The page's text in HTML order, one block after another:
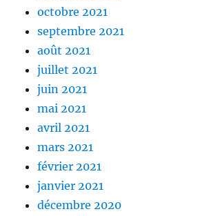
octobre 2021
septembre 2021
août 2021
juillet 2021
juin 2021
mai 2021
avril 2021
mars 2021
février 2021
janvier 2021
décembre 2020